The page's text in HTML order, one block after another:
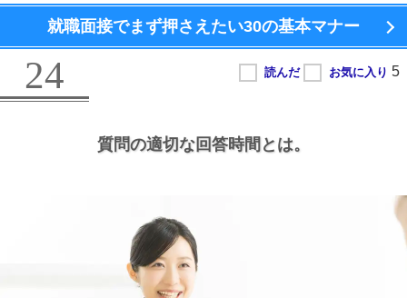
就職面接でまず押さえたい30の基本マナー
24
質問の適切な回答時間とは。